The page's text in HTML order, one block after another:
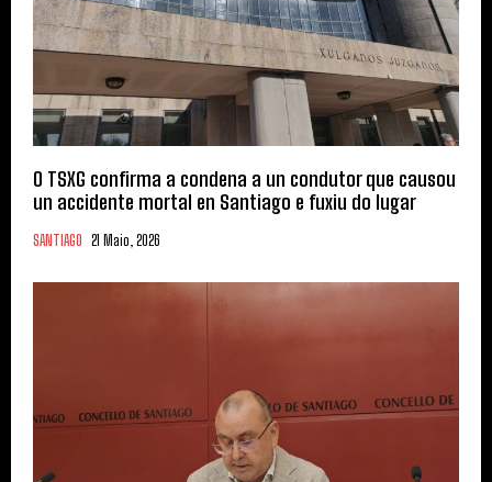
O TSXG confirma a condena a un condutor que causou
un accidente mortal en Santiago e fuxiu do lugar
SANTIAGO 21 Maio, 2026